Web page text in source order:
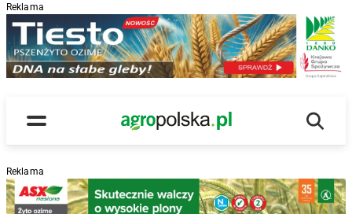
Reklama
Menu
Main Logo
Reklama